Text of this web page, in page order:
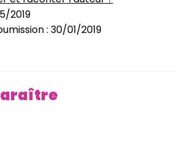
2019
: 30/01/2019